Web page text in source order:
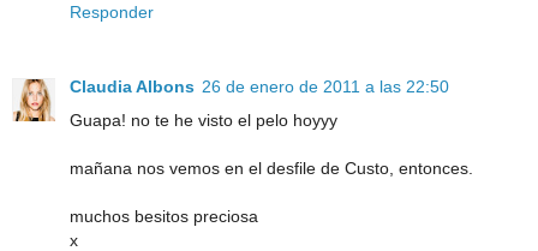
Responder
Claudia Albons 26 de enero de 2011 a las 22:50
Guapa! no te he visto el pelo hoyyy
mañana nos vemos en el desfile de Custo, entonces.
muchos besitos preciosa
x